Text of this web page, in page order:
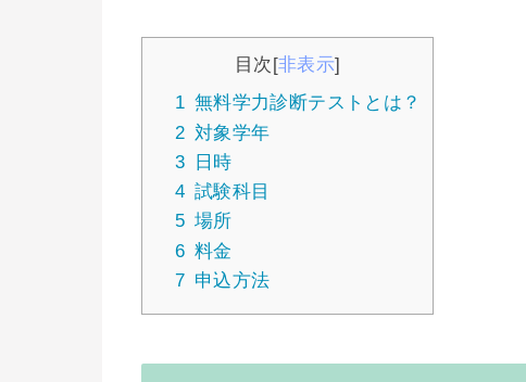
目次[非表示]
1 無料学力診断テストとは？
2 対象学年
3
日時
4 試験科目
5 場所
6 料金
7 申込方法